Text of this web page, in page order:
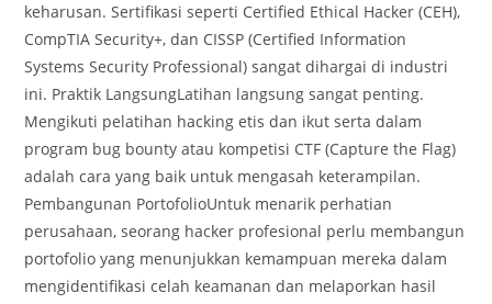
keharusan. Sertifikasi seperti Certified Ethical Hacker (CEH),
CompTIA Security+, dan CISSP (Certified Information
Systems Security Professional) sangat dihargai di industri
ini. Praktik LangsungLatihan langsung sangat penting.
Mengikuti pelatihan hacking etis dan ikut serta dalam
program bug bounty atau kompetisi CTF (Capture the Flag)
adalah cara yang baik untuk mengasah keterampilan.
Pembangunan PortofolioUntuk menarik perhatian
perusahaan, seorang hacker profesional perlu membangun
portofolio yang menunjukkan kemampuan mereka dalam
mengidentifikasi celah keamanan dan melaporkan hasil